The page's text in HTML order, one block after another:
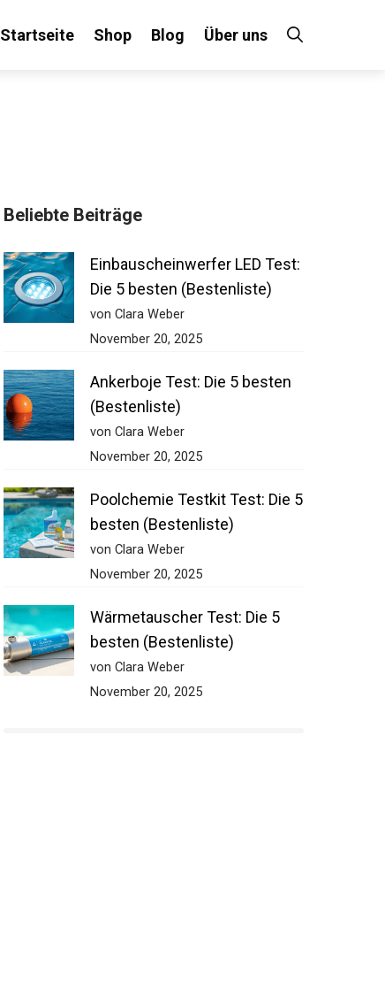
Startseite Shop Blog Über uns
Beliebte Beiträge
Einbauscheinwerfer LED
Test: Die 5 besten
(Bestenliste)
von Clara Weber
Ankerboje Test: Die 5 besten
(Bestenliste)
von Clara Weber
Poolchemie Testkit Test: Die
5 besten (Bestenliste)
von Clara Weber
Wärmetauscher Test: Die 5
besten (Bestenliste)
von Clara Weber